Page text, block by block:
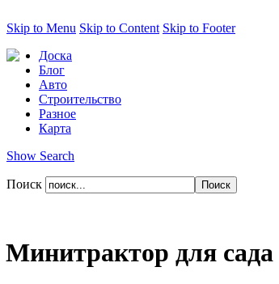
Skip to Menu Skip to Content Skip to Footer
Доска
Блог
Авто
Строительство
Разное
Карта
Show Search
Поиск
Минитрактор для сада